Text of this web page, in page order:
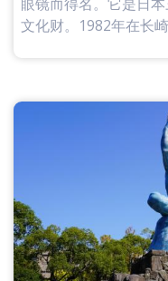
文化财。1982年在长